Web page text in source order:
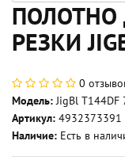
ПОЛОТНО
РЕЗКИ
0
Модель:JigBl T144DF
Артикул: 4932373391
Наличие: Есть в